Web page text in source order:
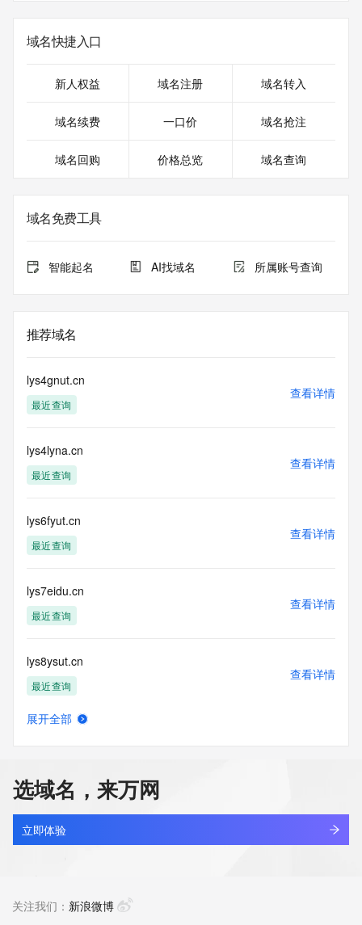
域名快捷入口
新人权益 域名注册 域名转入
域名续费 一口价 域名抢注
域名回购 价格总览 域名查询
域名免费工具
智能起名 AI找域名 所属账号查询
推荐域名
lys4gnut.cn
最近查询
查看详情
lys4lyna.cn
最近查询
查看详情
lys6fyut.cn
最近查询
查看详情
lys7eidu.cn
最近查询
查看详情
lys8ysut.cn
最近查询
查看详情
lysclaudenet.asia
新注册
查看详情
展开全部
选域名，来万网
立即体验
关注我们： 新浪微博